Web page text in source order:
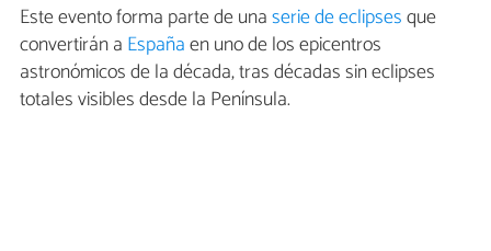
Este evento forma parte de unaserie de eclipsesque
convertirán a Españaen uno de los epicentros
astronómicos de la década, tras décadas sin eclipses
totales visibles desde la Península.